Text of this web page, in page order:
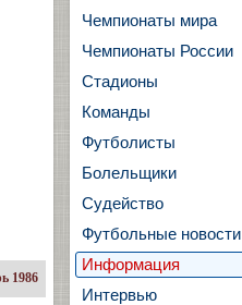
1986
Чемпионаты мира
Чемпионаты России
Стадионы
Команды
Футболисты
Болельщики
Судейство
Футбольные новости
Информация
Интервью